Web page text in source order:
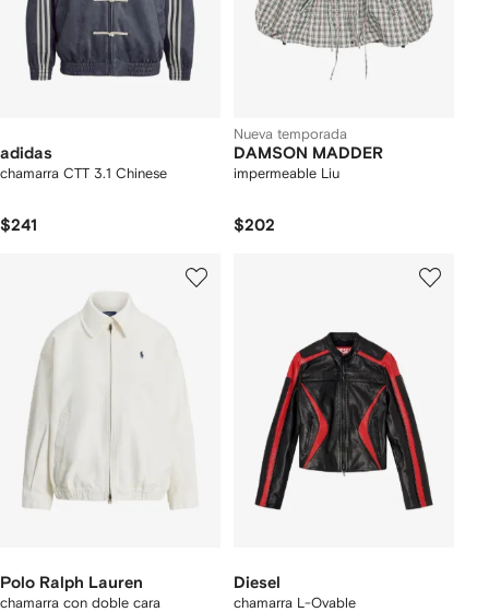
adidas
chamarra CTT 3.1 Chinese
$241
Nueva temporada
DAMSON MADDER
impermeable Liu
$202
Polo Ralph Lauren
chamarra con doble cara
Diesel
chamarra L-Ovable